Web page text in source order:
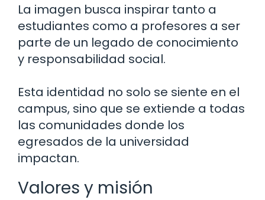
La imagen busca inspirar tanto a
estudiantes como a profesores a ser
parte de un legado de conocimiento
y responsabilidad social.
Esta identidad no solo se siente en el
campus, sino que se extiende a todas
las comunidades donde los
egresados de la universidad
impactan.
Valores y misión